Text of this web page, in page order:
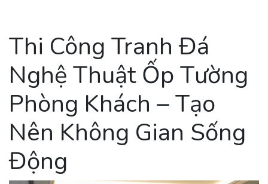
Thi Công Tranh Đá
Nghệ Thuật Ốp Tường
Phòng Khách – Tạo
Nên Không Gian Sống
Động